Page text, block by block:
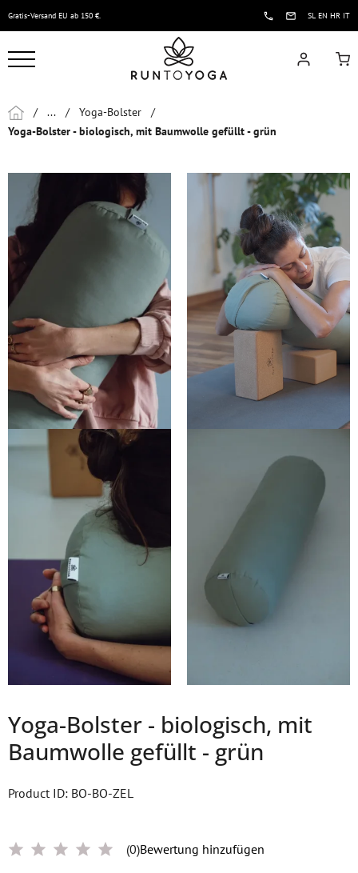
Gratis-Versand EU ab 150 €. SL EN HR IT
/ ... / Yoga-Bolster
/
Yoga-Bolster - biologisch, mit Baumwolle gefüllt - grün
Yoga-Bolster - biologisch, mit
Baumwolle gefüllt - grün
Product ID: BO-BO-ZEL
(0)Bewertung hinzufügen